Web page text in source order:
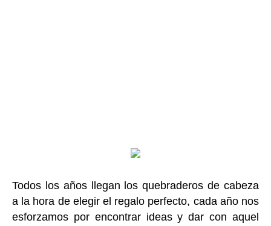
Todos los años llegan los quebraderos de cabeza
a la hora de elegir el regalo perfecto, cada año nos
esforzamos por encontrar ideas y dar con aquel